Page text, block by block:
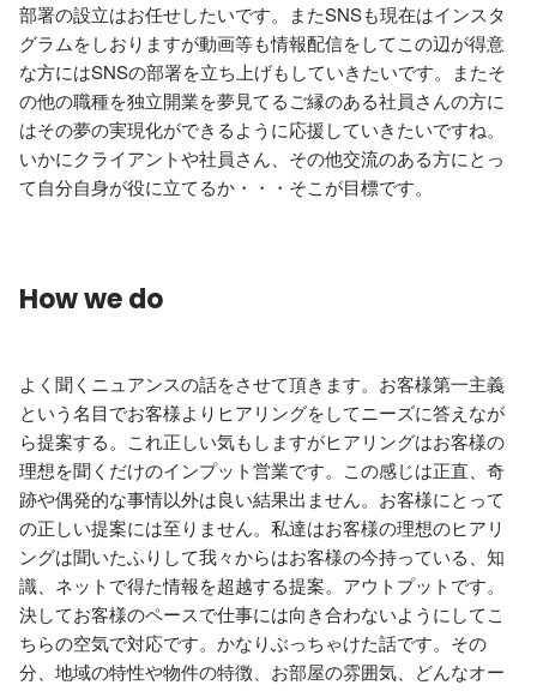
部署の設立はお任せしたいです。またSNSも現在はインスタ
グラムをしおりますが動画等も情報配信をしてこの辺が得意
な方にはSNSの部署を立ち上げもしていきたいです。またそ
の他の職種を独立開業を夢見てるご縁のある社員さんの方に
はその夢の実現化ができるように応援していきたいですね。
いかにクライアントや社員さん、その他交流のある方にとっ
て自分自身が役に立てるか・・・そこが目標です。
How we do
よく聞くニュアンスの話をさせて頂きます。お客様第一主義
という名目でお客様よりヒアリングをしてニーズに答えなが
ら提案する。これ正しい気もしますがヒアリングはお客様の
理想を聞くだけのインプット営業です。この感じは正直、奇
跡や偶発的な事情以外は良い結果出ません。お客様にとって
の正しい提案には至りません。私達はお客様の理想のヒアリ
ングは聞いたふりして我々からはお客様の今持っている、知
識、ネットで得た情報を超越する提案。アウトプットです。
決してお客様のペースで仕事には向き合わないようにしてこ
ちらの空気で対応です。かなりぶっちゃけた話です。その
分、地域の特性や物件の特徴、お部屋の雰囲気、どんなオー